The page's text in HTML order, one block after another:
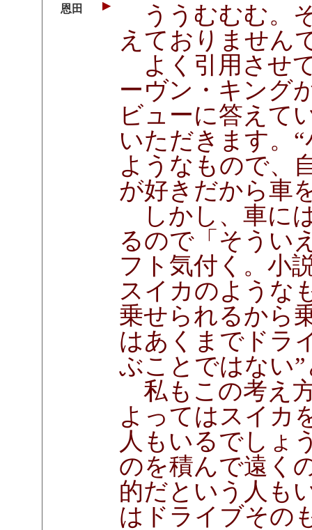
恩田
ううむむむ。
えておりません
よく引用させ
ーヴン・キング
ビューに答えて
いただきます。
ようなもので、
が好きだから車
しかし、車に
るので「そうい
フト気付く。小
スイカのような
乗せられるから
はあくまでドラ
ぶことではない
私もこの考え
よってはスイカ
人もいるでしょ
のを積んで遠く
的だという人も
はドライブその